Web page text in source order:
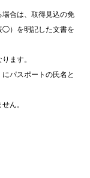
場合は、取得見込の免
◯）を明記した文書を
ます。
パスポートの氏名と
ん。